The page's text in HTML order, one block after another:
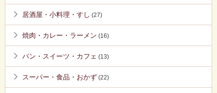
居酒屋・小料理・すし (27)
焼肉・カレー・ラーメン (16)
パン・スイーツ・カフェ (13)
スーパー・食品・おかず (22)